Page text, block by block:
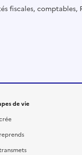
fiscales,
de vie